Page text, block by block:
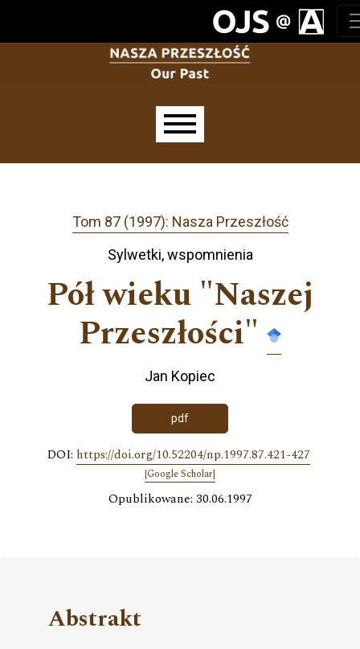
Tom 87 (1997): Nasza Przeszłość
Sylwetki, wspomnienia
Pół wieku "Naszej
Przeszłości"
Jan Kopiec
pdf
DOI: https://doi.org/10.52204/np.1997.87.421-427
[Google Scholar]
Opublikowane: 30.06.1997
Abstrakt